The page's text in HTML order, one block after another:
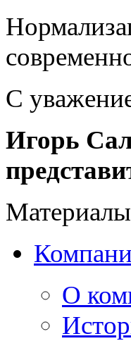
С
Игорь
Материалы
О